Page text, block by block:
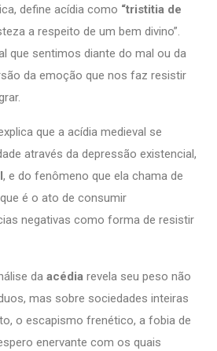
define acídia como “tristitia de
a respeito de um bem divino”.
que sentimos diante do mal ou da
da emoção que nos faz resistir
que a acídia medieval se
através da depressão existencial,
, e do fenômeno que ela chama de
que é o ato de consumir
negativas como forma de resistir
da acédia revela seu peso não
mas sobre sociedades inteiras
o escapismo frenético, a fobia de
enervante com os quais